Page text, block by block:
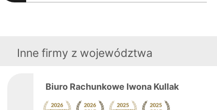
Inne firmy z województwa
Biuro Rachunkowe Iwona Kullak